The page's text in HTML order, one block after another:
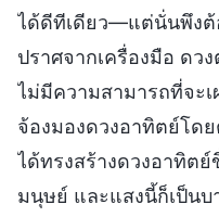
ได้ดีทีเดียว—แต่นั่นพึงต้
ปราศจากเครื่องมือ ดว
ไม่มีความสามารถที่จะ
จ้องมองดวงอาทิตย์โด
ได้ทรงสร้างดวงอาทิต
มนุษย์ และแสงนี้ก็เป็นบ